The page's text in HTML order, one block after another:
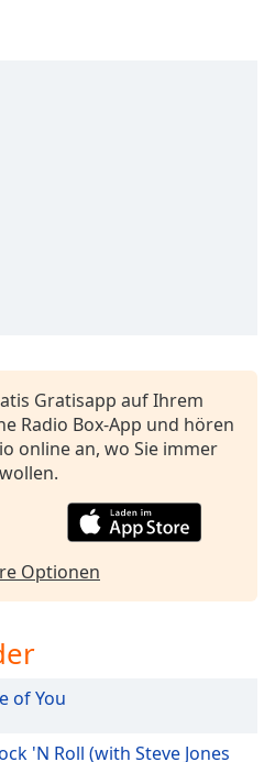
Gratisapp auf Ihrem
Radio Box-App und hören
online an, wo Sie immer
wollen.
Optionen
of You
'N Roll (with Steve Jones